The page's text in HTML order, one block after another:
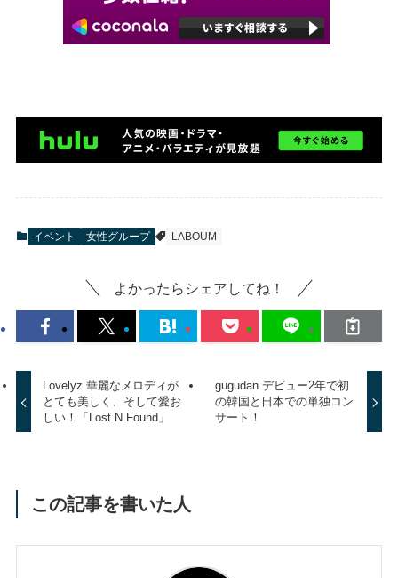
イベント 女性グループ LABOUM
よかったらシェアしてね！
Lovelyz 華麗なメロディが
とても美しく、そして愛お
しい！「Lost N Found」
gugudan デビュー2年で初
の韓国と日本での単独コン
サート！
この記事を書いた人